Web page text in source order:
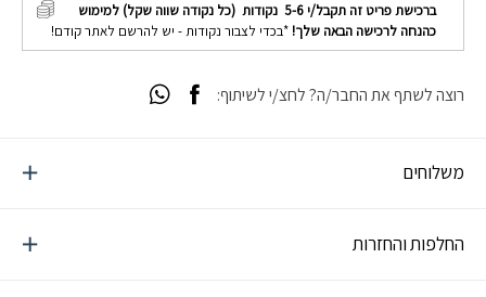
ברכישת פריט זה תקבל/י 5-6 נקודות (כל נקודה שווה שקל) למימוש
כהנחה לרכישה הבאה שלך! *בכדי לצבור נקודות - יש להרשם לאתר קודם!
משלוחים
החלפות והחזרות
רוצה לשתף את החבר/ה? לחצ/י לשיתוף: